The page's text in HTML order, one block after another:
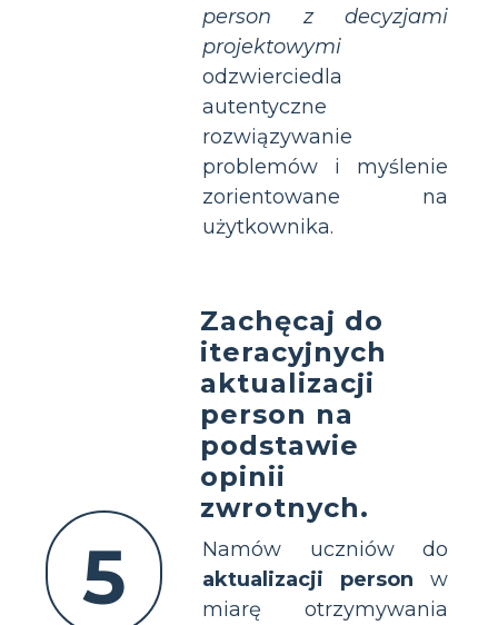
person z decyzjami
projektowymi
odzwierciedla
autentyczne
rozwiązywanie
problemów i myślenie
zorientowane na
użytkownika.
5
Zachęcaj do
iteracyjnych
aktualizacji
person na
podstawie
opinii
zwrotnych.
Namów uczniów do
aktualizacji person w
miarę otrzymywania